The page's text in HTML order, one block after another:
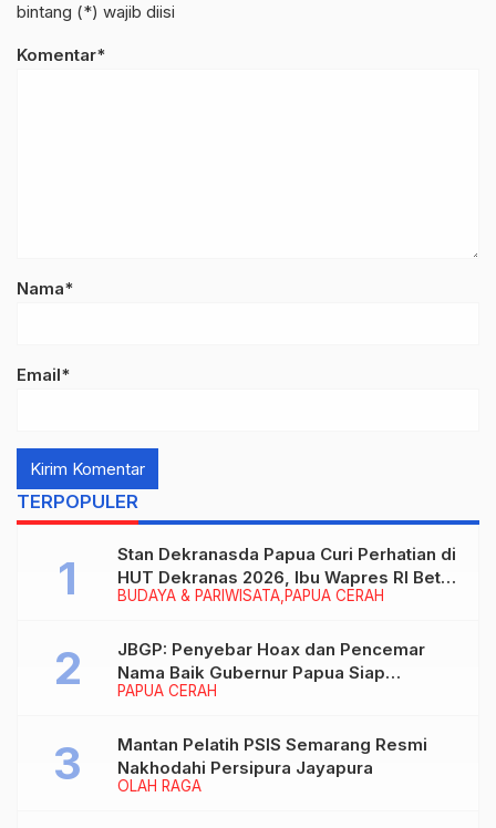
bintang (*) wajib diisi
Komentar*
Nama*
Email*
TERPOPULER
BUDAYA & PARIWISATA PAPUA CERAH
Stan Dekranasda Papua Curi Perhatian di
HUT Dekranas 2026, Ibu Wapres RI Betah
Menikmati Karya Perajin
PAPUA CERAH
JBGP: Penyebar Hoax dan Pencemar
Nama Baik Gubernur Papua Siap
Berhadapan dengan Hukum!
OLAH RAGA
Mantan Pelatih PSIS Semarang Resmi
Nakhodahi Persipura Jayapura